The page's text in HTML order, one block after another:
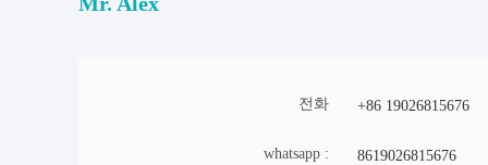
전화 +86 19026815676
whatsapp : 8619026815676